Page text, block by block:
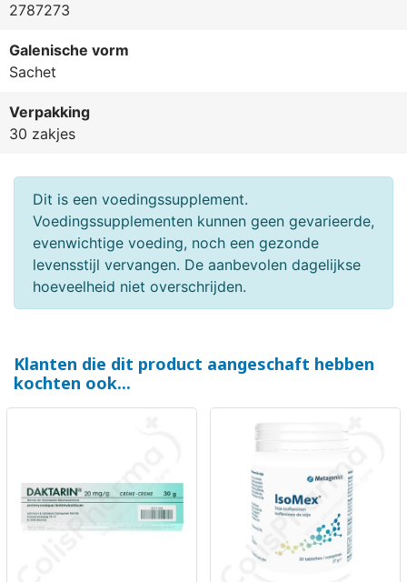
2787273
Galenische vorm
Sachet
Verpakking
30 zakjes
Dit is een voedingssupplement.
Voedingssupplementen kunnen geen gevarieerde,
evenwichtige voeding, noch een gezonde
levensstijl vervangen. De aanbevolen dagelijkse
hoeveelheid niet overschrijden.
Klanten die dit product aangeschaft hebben
kochten ook...